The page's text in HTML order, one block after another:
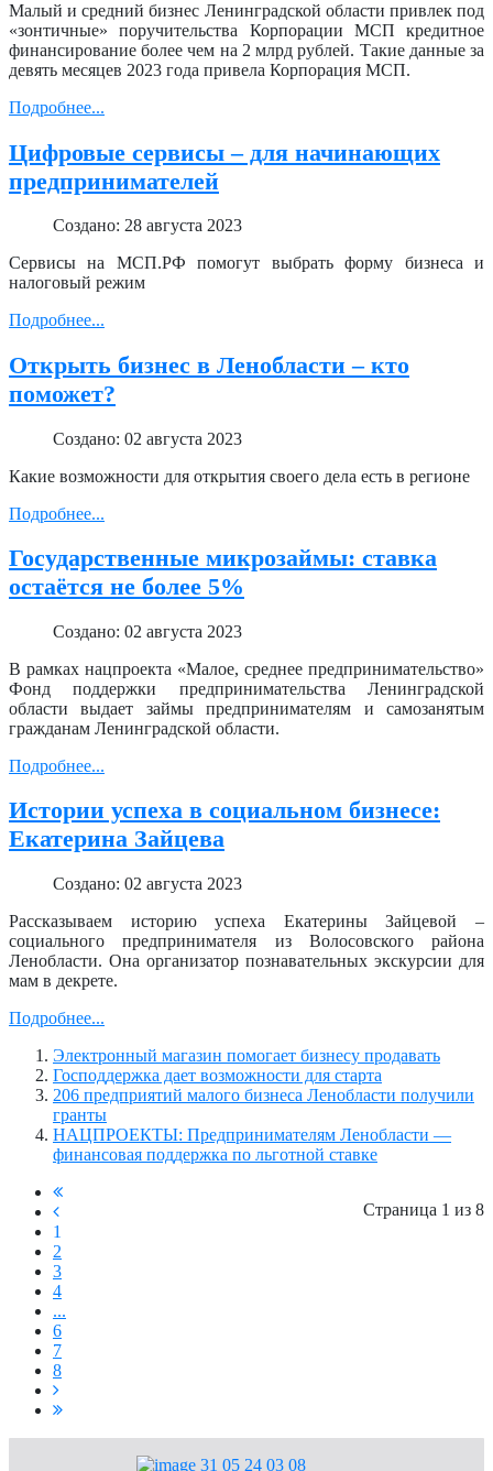
Малый и средний бизнес Ленинградской области привлек под
«зонтичные» поручительства Корпорации МСП кредитное
финансирование более чем на 2 млрд рублей. Такие данные за
девять месяцев 2023 года привела Корпорация МСП.
Подробнее...
Цифровые сервисы – для начинающих
предпринимателей
Создано: 28 августа 2023
Сервисы на МСП.РФ помогут выбрать форму бизнеса и
налоговый режим
Подробнее...
Открыть бизнес в Ленобласти – кто
поможет?
Создано: 02 августа 2023
Какие возможности для открытия своего дела есть в регионе
Подробнее...
Государственные микрозаймы: ставка
остаётся не более 5%
Создано: 02 августа 2023
В рамках нацпроекта «Малое, среднее предпринимательство»
Фонд поддержки предпринимательства Ленинградской
области выдает займы предпринимателям и самозанятым
гражданам Ленинградской области.
Подробнее...
Истории успеха в социальном бизнесе:
Екатерина Зайцева
Создано: 02 августа 2023
Рассказываем историю успеха Екатерины Зайцевой –
социального предпринимателя из Волосовского района
Ленобласти. Она организатор познавательных экскурсии для
мам в декрете.
Подробнее...
Электронный магазин помогает бизнесу продавать
Господдержка дает возможности для старта
206 предприятий малого бизнеса Ленобласти получили
гранты
НАЦПРОЕКТЫ: Предпринимателям Ленобласти ―
финансовая поддержка по льготной ставке
Страница 1 из 8
1
2
3
4
...
6
7
8